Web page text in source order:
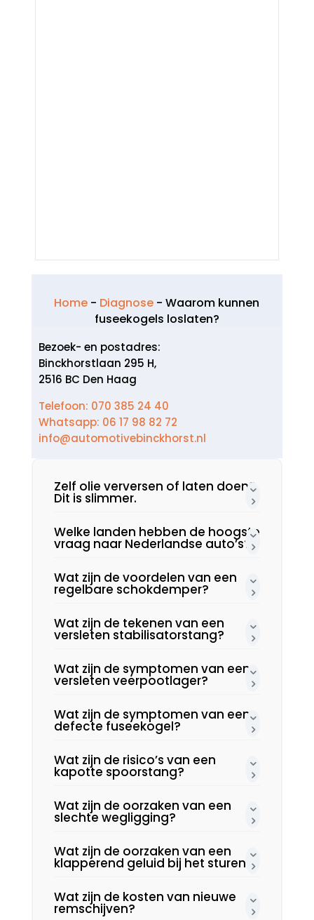
Home - Diagnose -Waarom kunnen
fuseekogels loslaten?
Bezoek- en postadres:
Binckhorstlaan 295 H,
2516 BC Den Haag
Telefoon: 070 385 24 40
Whatsapp: 06 17 98 82 72
info@automotivebinckhorst.nl
Zelf olie verversen of laten doen?
Dit is slimmer.​
Welke landen hebben de hoogste
vraag naar Nederlandse auto’s?
Wat zijn de voordelen van een
regelbare schokdemper?
Wat zijn de tekenen van een
versleten stabilisatorstang?
Wat zijn de symptomen van een
versleten veerpootlager?
Wat zijn de symptomen van een
defecte fuseekogel?
Wat zijn de risico’s van een
kapotte spoorstang?
Wat zijn de oorzaken van een
slechte wegligging?
Wat zijn de oorzaken van een
klapperend geluid bij het sturen?
Wat zijn de kosten van nieuwe
remschijven?